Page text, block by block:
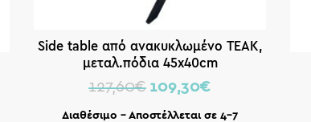
Side table από ανακυκλωμένο ΤΕΑΚ,
μεταλ.πόδια 45x40cm
127,60€ 109,30€
Διαθέσιμο – Αποστέλλεται σε 4-7